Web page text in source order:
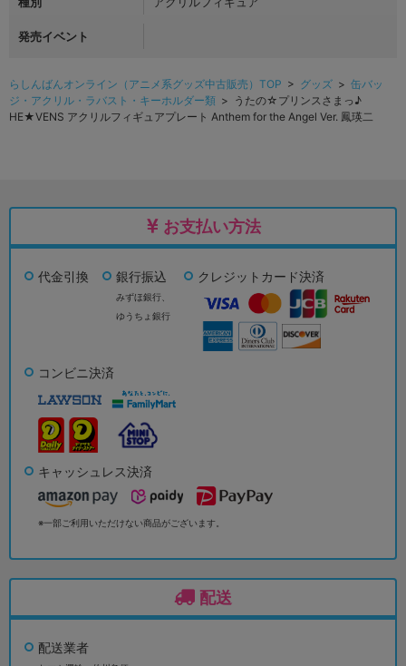
発売イベント
らしんばんオンライン（アニメ系グッズ中古販売）TOP > グッズ > 缶バッ
ジ・アクリル・ラバスト・キーホルダー類 > うたの☆プリンスさまっ♪
HE★VENS アクリルフィギュアプレート Anthem for the Angel Ver. 鳳瑛二
お支払い方法
代金引換 銀行振込
みずほ銀行、
ゆうちょ銀行
クレジットカード決済
コンビニ決済
キャッシュレス決済
※一部ご利用いただけない商品がございます。
配送
配送業者